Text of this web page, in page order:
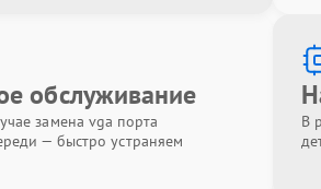
обслуживание
замена vga порта
— быстро устраняем
В